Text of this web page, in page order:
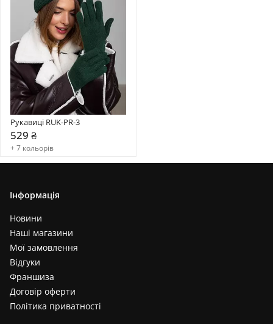
Рукавиці RUK-PR-3
529 ₴
+ 7 кольорів
Інформація
Новини
Наші магазини
Мої замовлення
Відгуки
Франшиза
Договір оферти
Політика приватності